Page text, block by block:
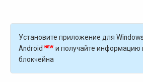
Установите приложение для
Android
и получайте информацию
блокчейна